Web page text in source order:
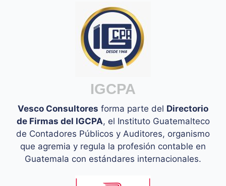
IGCPA
Vesco Consultores forma parte del Directorio
de Firmas del IGCPA, el Instituto Guatemalteco
de Contadores Públicos y Auditores, organismo
que agremia y regula la profesión contable en
Guatemala con estándares internacionales.